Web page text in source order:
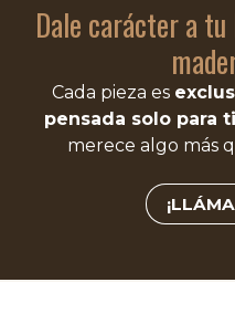
Dale carácter a tu
Cada pieza es
pensada solo para ti
merece algo más